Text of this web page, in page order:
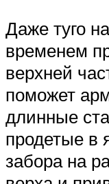
Даже туго
временем
верхней
поможет
длинные
продетые в
забора на